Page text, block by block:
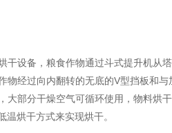
干设备，粮食作物通过斗式提升机从
物经过向内翻转的无底的V型挡板和
大部分干燥空气可循环使用，物料烘
烘干方式来实现烘干。